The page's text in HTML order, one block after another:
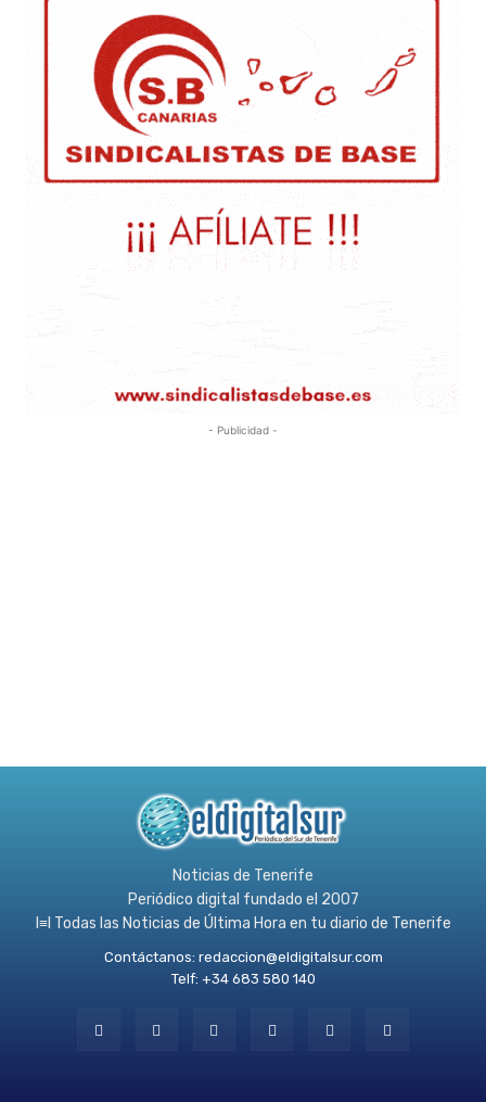
- Publicidad -
Noticias de Tenerife
Periódico digital fundado el 2007
l≡l Todas las Noticias de Última Hora en tu diario de Tenerife
Contáctanos: redaccion@eldigitalsur.com
Telf: +34 683 580 140